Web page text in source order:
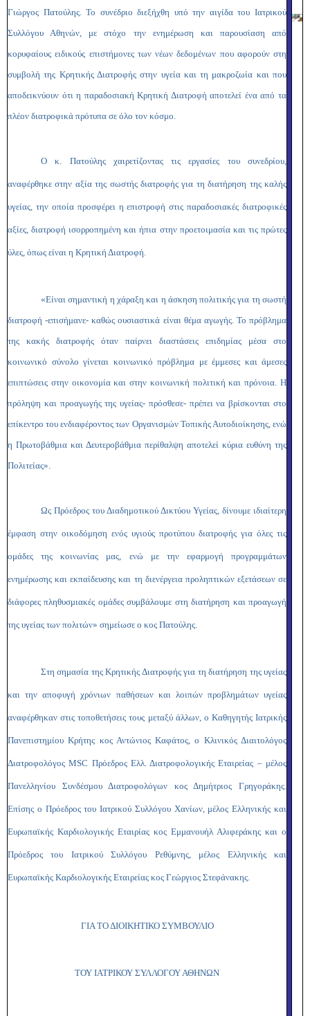
Γιώργος Πατούλης. Το συνέδριο διεξήχθη υπό την αιγίδα του Ιατρικού
Συλλόγου Αθηνών, με στόχο την ενημέρωση και παρουσίαση από
κορυφαίους ειδικούς επιστήμονες των νέων δεδομένων που αφορούν στη
συμβολή της Κρητικής Διατροφής στην υγεία και τη μακροζωία και που
αποδεικνύουν ότι η παραδοσιακή Κρητική Διατροφή αποτελεί ένα από τα
πλέον διατροφικά πρότυπα σε όλο τον κόσμο.
Ο κ. Πατούλης χαιρετίζοντας τις εργασίες του συνεδρίου,
αναφέρθηκε στην αξία της σωστής διατροφής για τη διατήρηση της καλής
υγείας, την οποία προσφέρει η επιστροφή στις παραδοσιακές διατροφικές
αξίες, διατροφή ισορροπημένη και ήπια στην προετοιμασία και τις πρώτες
ύλες, όπως είναι η Κρητική Διατροφή.
«Είναι σημαντική η χάραξη και η άσκηση πολιτικής για τη σωστή
διατροφή -επισήμανε- καθώς ουσιαστικά είναι θέμα αγωγής. Το πρόβλημα
της κακής διατροφής όταν παίρνει διαστάσεις επιδημίας μέσα στο
κοινωνικό σύνολο γίνεται κοινωνικό πρόβλημα με έμμεσες και άμεσες
επιπτώσεις στην οικονομία και στην κοινωνική πολιτική και πρόνοια. Η
πρόληψη και προαγωγής της υγείας- πρόσθεσε- πρέπει να βρίσκονται στο
επίκεντρο του ενδιαφέροντος των Οργανισμών Τοπικής Αυτοδιοίκησης, ενώ
η Πρωτοβάθμια και Δευτεροβάθμια περίθαλψη αποτελεί κύρια ευθύνη της
Πολιτείας».
Ως Πρόεδρος του Διαδημοτικού Δικτύου Υγείας, δίνουμε ιδιαίτερη
έμφαση στην οικοδόμηση ενός υγιούς προτύπου διατροφής για όλες τις
ομάδες της κοινωνίας μας, ενώ με την εφαρμογή προγραμμάτων
ενημέρωσης και εκπαίδευσης και τη διενέργεια προληπτικών εξετάσεων σε
διάφορες πληθυσμιακές ομάδες συμβάλουμε στη διατήρηση και προαγωγή
της υγείας των πολιτών» σημείωσε ο κος Πατούλης.
Στη σημασία της Κρητικής Διατροφής για τη διατήρηση της υγείας
και την αποφυγή χρόνιων παθήσεων και λοιπών προβλημάτων υγείας
αναφέρθηκαν στις τοποθετήσεις τους μεταξύ άλλων, ο Καθηγητής Ιατρικής
Πανεπιστημίου Κρήτης κος Αντώνιος Καφάτος, ο Κλινικός Διαιτολόγος
ΔιατροφολόγοςMSC Πρόεδρος Ελλ. Διατροφολογικής Εταιρείας – μέλος
Πανελληνίου Συνδέσμου Διατροφολόγων κος Δημήτριος Γρηγοράκης.
Επίσης ο Πρόεδρος του Ιατρικού Συλλόγου Χανίων, μέλος Ελληνικής και
Ευρωπαϊκής Καρδιολογικής Εταιρίας κος Εμμανουήλ Αλιφεράκης και ο
Πρόεδρος του Ιατρικού Συλλόγου Ρεθύμνης, μέλος Ελληνικής και
Ευρωπαϊκής Καρδιολογικής Εταιρείας κος Γεώργιος Στεφάνακης.
ΓΙΑ ΤΟ ΔΙΟΙΚΗΤΙΚΟ ΣΥΜΒΟΥΛΙΟ
ΤΟΥ ΙΑΤΡΙΚΟΥ ΣΥΛΛΟΓΟΥ ΑΘΗΝΩΝ